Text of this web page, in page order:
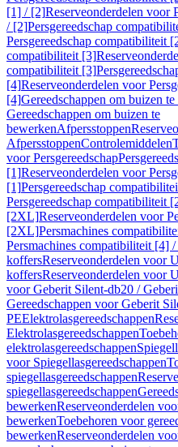
[1] / [2]Reserveonderdelen voor
/ [2]Persgereedschap
Persgereedschap compatibiliteit
compatibiliteit [3]
compatibiliteit [3]
[4]Reserveonderdelen voor
[4]Gereedschappen om buizen
Gereedschappen om buizen te
bewerkenAfpersstoppen
AfpersstoppenControlemiddelen
voor Persgereedschap
[1]Reserveonderdelen voor
[1]Persgereedschap
Persgereedschap compatibiliteit
[2XL]Reserveonderdelen voor
[2XL]Persmachines
Persmachines compatibiliteit [4]
koffersReserveonderdelen voor
koffersReserveonderdelen voor
voor Geberit Silent-db20 /
Gereedschappen voor Geberit
PEElektrolasgereedschappen
Elektrolasgereedschappen
elektrolasgereedschappen
voor Spiegellasgereedschappen
spiegellasgereedschappen
spiegellasgereedschappen
bewerkenReserveonderdelen
bewerkenToebehoren voor
bewerkenReserveonderdelen